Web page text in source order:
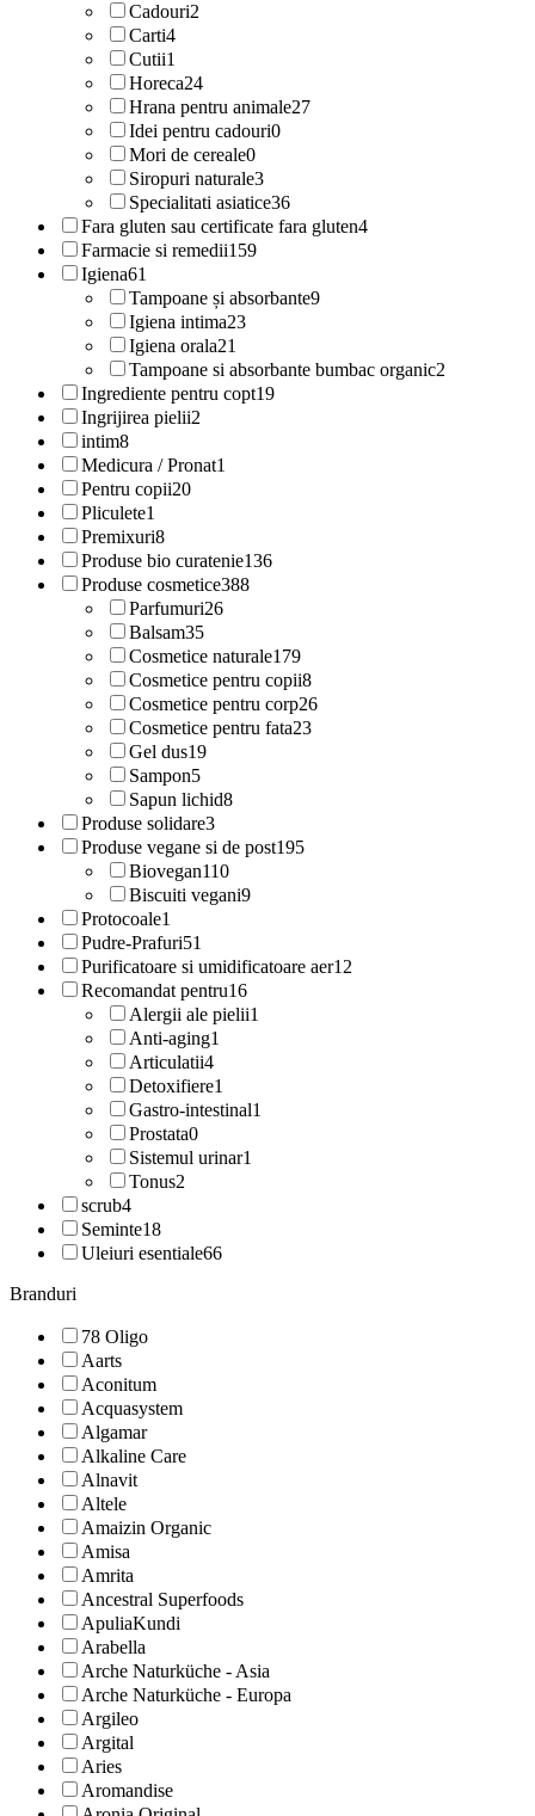
Cadouri2
Carti4
Cutii1
Horeca24
Hrana pentru animale27
Idei pentru cadouri0
Mori de cereale0
Siropuri naturale3
Specialitati asiatice36
Fara gluten sau certificate fara gluten4
Farmacie si remedii159
Igiena61
Tampoane și absorbante9
Igiena intima23
Igiena orala21
Tampoane si absorbante bumbac organic2
Ingrediente pentru copt19
Ingrijirea pielii2
intim8
Medicura / Pronat1
Pentru copii20
Pliculete1
Premixuri8
Produse bio curatenie136
Produse cosmetice388
Parfumuri26
Balsam35
Cosmetice naturale179
Cosmetice pentru copii8
Cosmetice pentru corp26
Cosmetice pentru fata23
Gel dus19
Sampon5
Sapun lichid8
Produse solidare3
Produse vegane si de post195
Biovegan110
Biscuiti vegani9
Protocoale1
Pudre-Prafuri51
Purificatoare si umidificatoare aer12
Recomandat pentru16
Alergii ale pielii1
Anti-aging1
Articulatii4
Detoxifiere1
Gastro-intestinal1
Prostata0
Sistemul urinar1
Tonus2
scrub4
Seminte18
Uleiuri esentiale66
Branduri
78 Oligo
Aarts
Aconitum
Acquasystem
Algamar
Alkaline Care
Alnavit
Altele
Amaizin Organic
Amisa
Amrita
Ancestral Superfoods
ApuliaKundi
Arabella
Arche Naturküche - Asia
Arche Naturküche - Europa
Argileo
Argital
Aries
Aromandise